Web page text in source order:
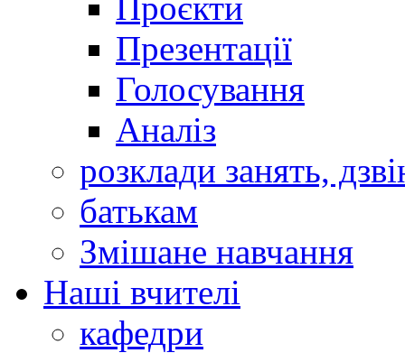
Презентації
Голосування
Аналіз
розклади занять,
батькам
Змішане навчання
Наші вчителі
кафедри